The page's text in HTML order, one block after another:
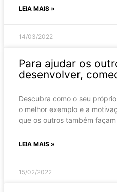
LEIA MAIS »
14/03/2022
Para ajudar os
desenvolver,
Descubra como o seu
o melhor exemplo e a
que os outros também façam
LEIA MAIS »
15/02/2022